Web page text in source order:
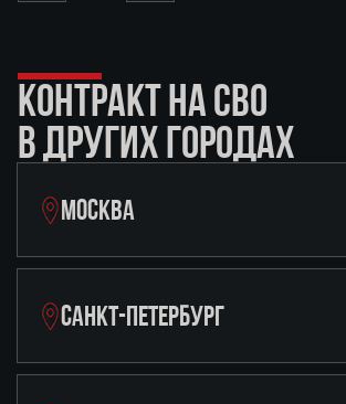
КОНТРАКТ НА СВО
В ДРУГИХ ГОРОДАХ
МОСКВА
САНКТ-ПЕТЕРБУРГ